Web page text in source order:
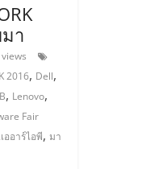
า
2016, Dell,
, Lenovo,
Fair
ออาร์ไอพี, มา